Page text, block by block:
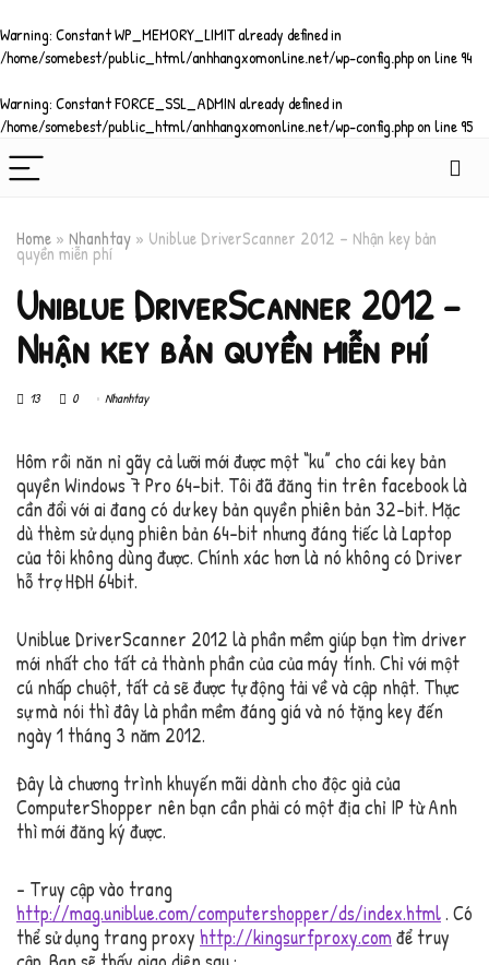
Warning: Constant WP_MEMORY_LIMIT already defined in
/home/somebest/public_html/anhhangxomonline.net/wp-config.phpon line94
Warning: Constant FORCE_SSL_ADMIN already defined in
/home/somebest/public_html/anhhangxomonline.net/wp-config.phpon line95
Home » Nhanhtay » Uniblue DriverScanner 2012 – Nhận key bản
quyền miễn phí
Uniblue DriverScanner 2012 –
Nhận key bản quyền miễn phí
13 0 Nhanhtay
Hôm rồi năn nỉ gãy cả lưỡi mới được một “ku” cho cái key bản
quyền Windows 7 Pro 64-bit. Tôi đã đăng tin trên facebook là
cần đổi với ai đang có dư key bản quyền phiên bản 32-bit. Mặc
dù thèm sử dụng phiên bản 64-bit nhưng đáng tiếc là Laptop
của tôi không dùng được. Chính xác hơn là nó không có Driver
hỗ trợ HĐH 64bit.
Uniblue DriverScanner 2012 là phần mềm giúp bạn tìm driver
mới nhất cho tất cả thành phần của của máy tính. Chỉ với một
cú nhấp chuột, tất cả sẽ được tự động tải về và cập nhật. Thực
sự mà nói thì đây là phần mềm đáng giá và nó tặng key đến
ngày 1 tháng 3 năm 2012.
Đây là chương trình khuyến mãi dành cho độc giả của
ComputerShopper nên bạn cần phải có một địa chỉ IP từ Anh
thì mới đăng ký được.
– Truy cập vào trang
http://mag.uniblue.com/computershopper/ds/index.html. Có
thể sử dụng trang proxy http://kingsurfproxy.com để truy